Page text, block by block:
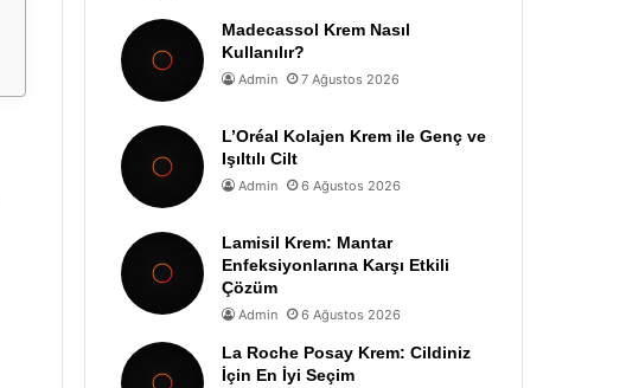
Madecassol Krem Nasıl
Kullanılır?
Admin 7 Ağustos 2026
L’Oréal Kolajen Krem ile Genç ve
Işıltılı Cilt
Admin 6 Ağustos 2026
Lamisil Krem: Mantar
Enfeksiyonlarına Karşı Etkili
Çözüm
Admin 6 Ağustos 2026
La Roche Posay Krem: Cildiniz
İçin En İyi Seçim